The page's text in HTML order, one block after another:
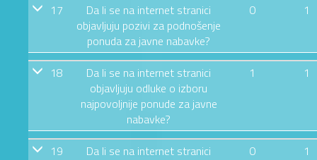
17
Da li se na internet stranici
objavljuju pozivi za podnošenje
ponuda za javne nabavke?
0 1
18
Da li se na internet stranici
objavljuju odluke o izboru
najpovoljnije ponude za javne
nabavke?
1 1
19
Da li se na internet stranici
0 1